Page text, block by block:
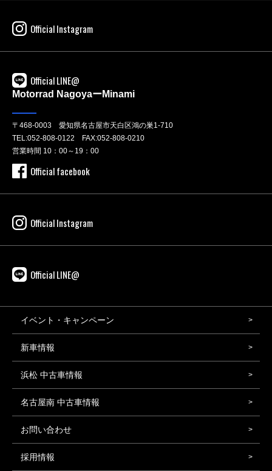
Official Instagram
Official LINE@
Motorrad NagoyaーMinami
〒468-0003 愛知県名古屋市天白区鴻の巣1-710
TEL:052-808-0122 FAX:052-808-0210
営業時間 10：00～19：00
Official facebook
Official Instagram
Official LINE@
イベント・キャンペーン
新車情報
浜松 中古車情報
名古屋南 中古車情報
お問い合わせ
採用情報